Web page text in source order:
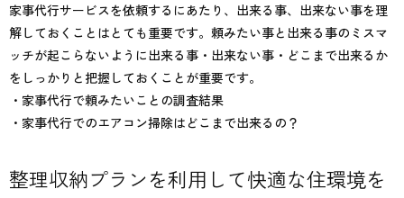
家事代行サービスを依頼するにあたり、出来る事、出来ない事を理
解しておくことはとても重要です。頼みたい事と出来る事のミスマ
ッチが起こらないように出来る事・出来ない事・どこまで出来るか
をしっかりと把握しておくことが重要です。
・家事代行で頼みたいことの調査結果
・家事代行でのエアコン掃除はどこまで出来るの？
整理収納プランを利用して快適な住環境を